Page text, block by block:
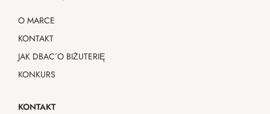
O MARCE
KONTAKT
JAK DBAĆ O BIŻUTERIĘ
KONKURS
KONTAKT